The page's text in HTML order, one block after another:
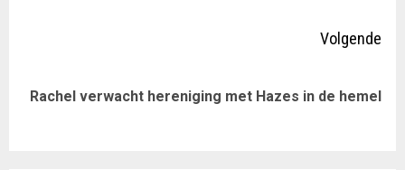
Volgende
Volgende
Rachel verwacht hereniging met Hazes in de hemel